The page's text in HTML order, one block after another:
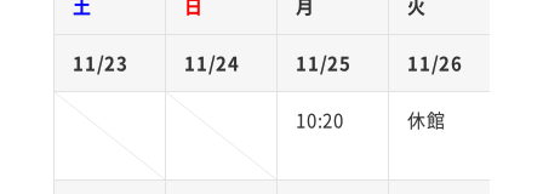
土 日 月 火
11/23 11/24 11/25 11/26
10:20 休館